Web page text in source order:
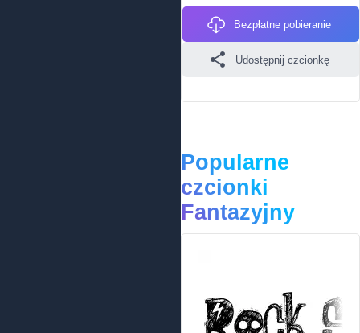
Bezpłatne pobieranie
Udostępnij czcionkę
Popularne
czcionki
Fantazyjny